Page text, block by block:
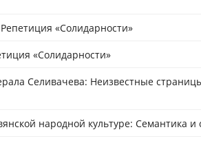
«Солидарности»
«Солидарности»
Селивачева: Неизвестные
народной культуре: Семантика